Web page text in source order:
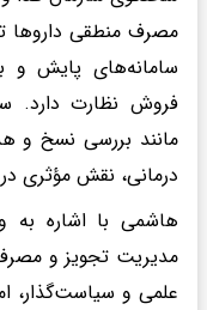
مصرف منطقی داروها
سامانه‌های پایش و
فروش نظارت دارد.
مانند بررسی نسخ و
درمانی، نقش مؤثری
هاشمی با اشاره به
مدیریت تجویز و
علمی و سیاست‌گذار،